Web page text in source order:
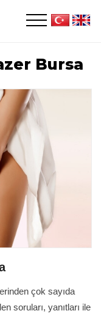
Bursa
çok sayıda
soruları, yanıtları ile